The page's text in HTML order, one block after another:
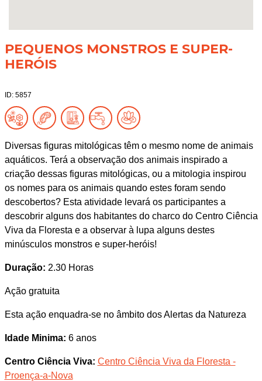
PEQUENOS MONSTROS E SUPER-
HERÓIS
ID: 5857
Diversas figuras mitológicas têm o mesmo nome de animais
aquáticos. Terá a observação dos animais inspirado a
criação dessas figuras mitológicas, ou a mitologia inspirou
os nomes para os animais quando estes foram sendo
descobertos? Esta atividade levará os participantes a
descobrir alguns dos habitantes do charco do Centro Ciência
Viva da Floresta e a observar à lupa alguns destes
minúsculos monstros e super-heróis!
Duração: 2.30 Horas
Ação gratuita
Esta ação enquadra-se no âmbito dos Alertas da Natureza
Idade Minima: 6 anos
Centro Ciência Viva: Centro Ciência Viva da Floresta -
Proença-a-Nova